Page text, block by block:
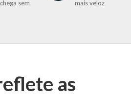
sem
mais veloz
as